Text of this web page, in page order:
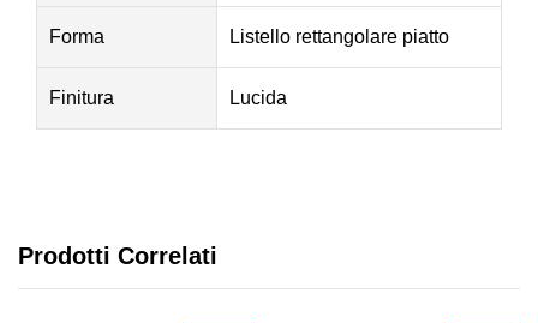
Forma Listello rettangolare piatto
Finitura Lucida
Prodotti Correlati